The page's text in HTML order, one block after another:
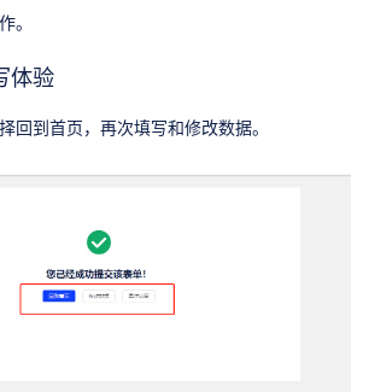
。
体验
回到首页，再次填写和修改数据。